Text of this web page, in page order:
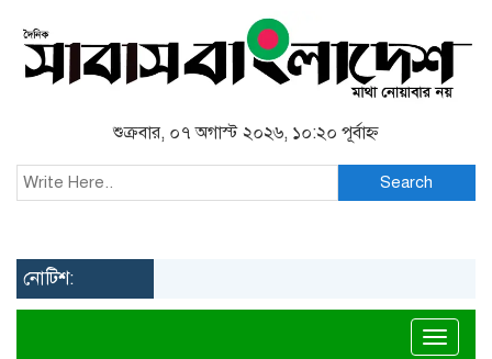
শুক্রবার, ০৭ অগাস্ট ২০২৬, ১০:২০ পূর্বাহ্ন
Search
নোটিশ: